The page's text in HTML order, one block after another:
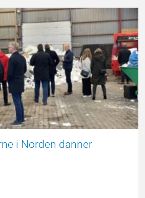
i Norden danner